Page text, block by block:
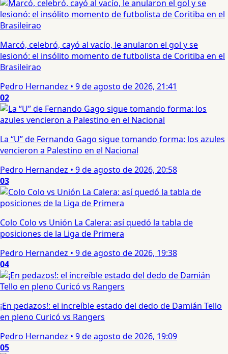
Marcó, celebró, cayó al vacío, le anularon el gol y se
lesionó: el insólito momento de futbolista de Coritiba en el
Brasileirao
Pedro Hernandez • 9 de agosto de 2026, 21:41
02
La “U” de Fernando Gago sigue tomando forma: los azules
vencieron a Palestino en el Nacional
Pedro Hernandez • 9 de agosto de 2026, 20:58
03
Colo Colo vs Unión La Calera: así quedó la tabla de
posiciones de la Liga de Primera
Pedro Hernandez • 9 de agosto de 2026, 19:38
04
¡En pedazos!: el increíble estado del dedo de Damián Tello
en pleno Curicó vs Rangers
Pedro Hernandez • 9 de agosto de 2026, 19:09
05